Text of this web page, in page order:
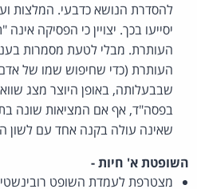
להסדרת הנושא כדבעי. המלצות
יסייעו בכך. יצויין כי הפסיקה
העותרת. מבלי לטעת מסמרות
העותרת (כדי שחיפוש שמו של אדם
שבבעלותה, באופן היוצר מצג
בפסה"ד, אף אם המציאות שונה
שאינה עולה בקנה אחד עם לשון
השופטת א' חיות -
מצטרפת לעמדת השופט